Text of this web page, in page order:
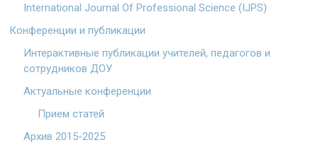
International Journal Of Professional Science (IJPS)
Конференции и публикации
Интерактивные публикации учителей, педагогов и
сотрудников ДОУ
Актуальные конференции
Прием статей
Архив 2015-2025